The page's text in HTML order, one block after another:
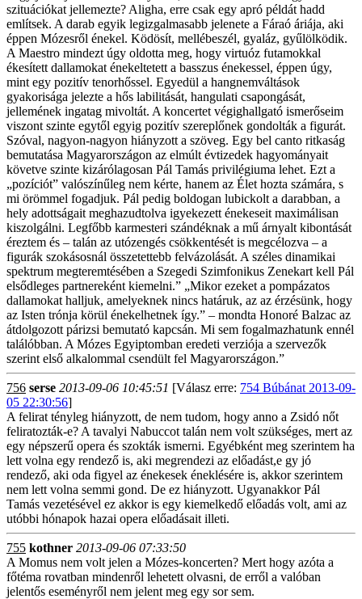
szituációkat jellemezte? Aligha, erre csak egy apró példát hadd
említsek. A darab egyik legizgalmasabb jelenete a Fáraó áriája, aki
éppen Mózesről énekel. Ködösít, mellébeszél, gyaláz, gyűlölködik.
A Maestro mindezt úgy oldotta meg, hogy virtuóz futamokkal
ékesített dallamokat énekeltetett a basszus énekessel, éppen úgy,
mint egy pozitív tenorhőssel. Egyedül a hangnemváltások
gyakorisága jelezte a hős labilitását, hangulati csapongását,
jellemének ingatag mivoltát. A koncertet végighallgató ismerőseim
viszont szinte egytől egyig pozitív szereplőnek gondolták a figurát.
Szóval, nagyon-nagyon hiányzott a szöveg. Egy bel canto ritkaság
bemutatása Magyarországon az elmúlt évtizedek hagyományait
követve szinte kizárólagosan Pál Tamás privilégiuma lehet. Ezt a
„pozíciót” valószínűleg nem kérte, hanem az Élet hozta számára, s
mi örömmel fogadjuk. Pál pedig boldogan lubickolt a darabban, a
hely adottságait meghazudtolva igyekezett énekeseit maximálisan
kiszolgálni. Legfőbb karmesteri szándéknak a mű árnyalt kibontását
éreztem és – talán az utózengés csökkentését is megcélozva – a
figurák szokásosnál összetettebb felvázolását. A széles dinamikai
spektrum megteremtésében a Szegedi Szimfonikus Zenekart kell Pál
elsődleges partnereként kiemelni.” „Mikor ezeket a pompázatos
dallamokat halljuk, amelyeknek nincs határuk, az az érzésünk, hogy
az Isten trónja körül énekelhetnek így.” – mondta Honoré Balzac az
átdolgozott párizsi bemutató kapcsán. Mi sem fogalmazhatunk ennél
találóbban. A Mózes Egyiptomban eredeti verziója a szervezők
szerint első alkalommal csendült fel Magyarországon.”
756 serse 2013-09-06 10:45:51 [Válasz erre: 754 Búbánat 2013-09-
05 22:30:56]
A felirat tényleg hiányzott, de nem tudom, hogy anno a Zsidó nőt
feliratozták-e? A tavalyi Nabuccot talán nem volt szükséges, mert az
egy népszerű opera és szokták ismerni. Egyébként meg szerintem ha
lett volna egy rendező is, aki megrendezi az előadást,e gy jó
rendező, aki oda figyel az énekesek éneklésére is, akkor szerintem
nem lett volna semmi gond. De ez hiányzott. Ugyanakkor Pál
Tamás vezetésével ez akkor is egy kiemelkedő előadás volt, ami az
utóbbi hónapok hazai opera előadásait illeti.
755 kothner 2013-09-06 07:33:50
A Momus nem volt jelen a Mózes-koncerten? Mert hogy azóta a
főtéma rovatban mindenről lehetett olvasni, de erről a valóban
jelentős eseményről nem jelent meg egy sor sem.